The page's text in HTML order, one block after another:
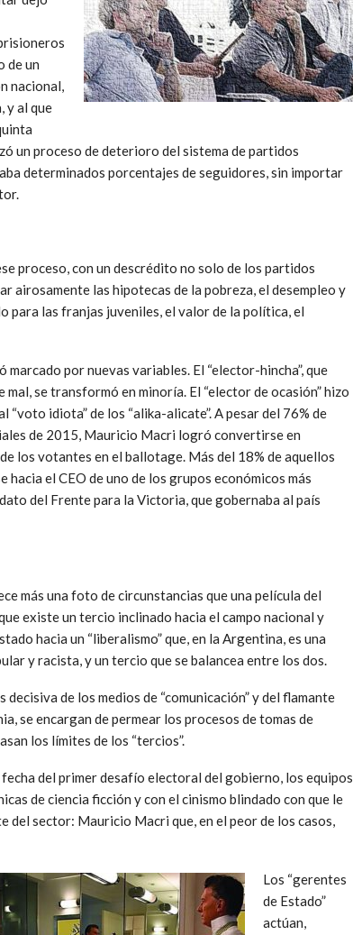
de un
nacional,
y al que
un proceso de deterioro del sistema de partidos
determinados porcentajes de seguidores, sin importar
proceso, con un descrédito no solo de los partidos
airosamente las hipotecas de la pobreza, el desempleo y
para las franjas juveniles, el valor de la política, el
por nuevas variables. El “elector-hincha”, que
se transformó en minoría. El “elector de ocasión” hizo
idiota” de los “alika-alicate”. A pesar del 76% de
de 2015, Mauricio Macri logró convertirse en
los votantes en el ballotage. Más del 18% de aquellos
el CEO de uno de los grupos económicos más
del Frente para la Victoria, que gobernaba al país
más una foto de circunstancias que una película del
existe un tercio inclinado hacia el campo nacional y
hacia un “liberalismo” que, en la Argentina, es una
y racista, y un tercio que se balancea entre los dos.
de los medios de “comunicación” y del flamante
se encargan de permear los procesos de tomas de
los límites de los “tercios”.
del primer desafío electoral del gobierno, los equipos
de ciencia ficción y con el cinismo blindado con que le
del sector: Mauricio Macri que, en el peor de los casos,
Los “gerentes
de Estado”
actúan,